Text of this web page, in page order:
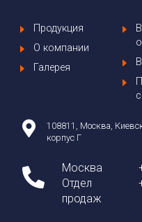
Продукция
О компании
Галерея
108811, Москва,
корпус Г
Москва
Отдел
продаж